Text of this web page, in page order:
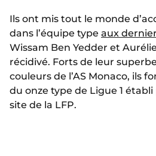
Ils ont mis tout le monde
dans l’équipe type aux
Wissam Ben Yedder et
récidivé. Forts de leur
couleurs de l’AS Monaco, ils
du onze type de Ligue 1 établi
site de la LFP.